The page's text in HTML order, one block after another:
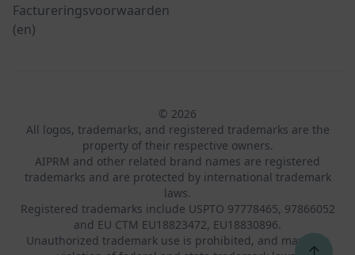
Factureringsvoorwaarden
(en)
© 2026
All logos, trademarks, and registered trademarks are the
property of their respective owners.
AIPRM and other related brand names are registered
trademarks and are protected by international trademark
laws.
Registered trademarks include USPTO 97778465, 97866052
and EU CTM EU18823472, EU18830896.
Unauthorized trademark use is prohibited, and may be a